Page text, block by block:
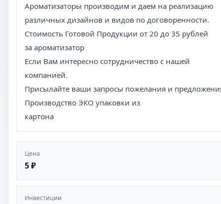
Ароматизаторы производим и даем на реализацию
различных дизайнов и видов по договоренности.
Стоимость Готовой Продукции от 20 до 35 рублей
за ароматизатор
Если Вам интересно сотрудничество с нашей
компанией.
Присылайте ваши запросы пожелания и
Производство ЭКО упаковки из
картона
Цена
5 ₽
Инвестиции